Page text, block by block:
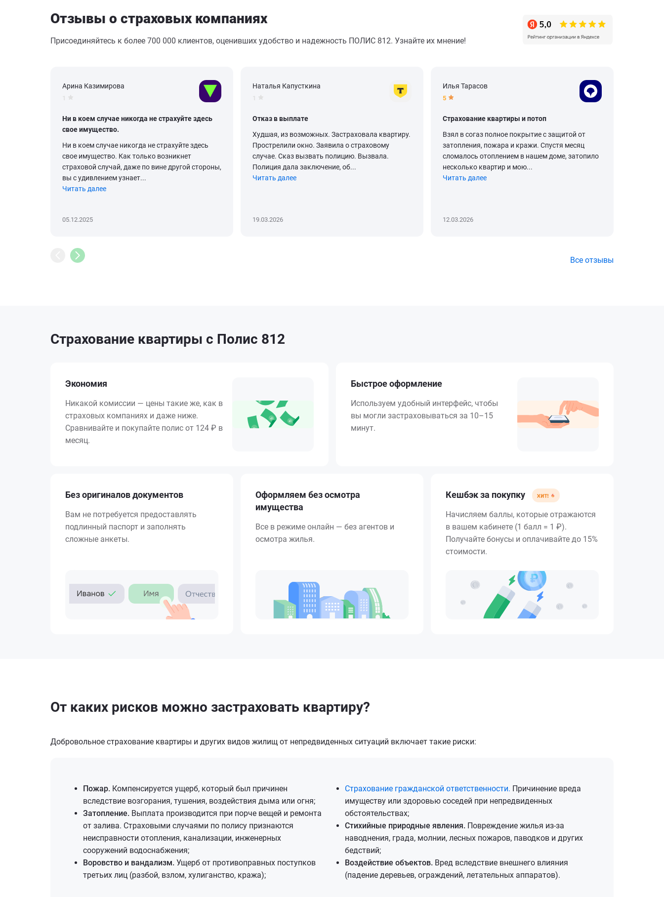
Отзывы о страховых компаниях
Присоединяйтесь к более 700 000 клиентов, оценивших удобство и надежность ПОЛИС 812. Узнайте их мнение!
Арина Казимирова
1
Ни в коем случае никогда не страхуйте здесь
свое имущество.
Ни в коем случае никогда не страхуйте здесь
свое имущество. Как только возникнет
страховой случай, даже по вине другой стороны,
вы с удивлением узнает...
Читать далее
05.12.2025
Наталья Капусткина
1
Отказ в выплате
Худшая, из возможных. Застраховала квартиру.
Прострелили окно. Заявила о страховому
случае. Сказ вызвать полицию. Вызвала.
Полиция дала заключение, об...
Читать далее
19.03.2026
Илья Тарасов
5
Страхование квартиры и потоп
Взял в согаз полное покрытие с защитой от
затопления, пожара и кражи. Спустя месяц
сломалось отоплением в нашем доме, затопило
несколько квартир и мою...
Читать далее
12.03.2026
Все отзывы
Страхование квартиры с Полис 812
Экономия
Никакой комиссии — цены такие же, как в
страховых компаниях и даже ниже.
Сравнивайте и покупайте полис от 124 ₽ в
месяц.
Быстрое оформление
Используем удобный интерфейс, чтобы
вы могли застраховываться за 10–15
минут.
Без оригиналов документов
Вам не потребуется предоставлять
подлинный паспорт и заполнять
сложные анкеты.
Оформляем без осмотра
имущества
Все в режиме онлайн — без агентов и
осмотра жилья.
Кешбэк за покупку
Начисляем баллы, которые отражаются
в вашем кабинете (1 балл = 1 ₽).
Получайте бонусы и оплачивайте до 15%
стоимости.
От каких рисков можно застраховать квартиру?
Добровольное страхование квартиры и других видов жилищ от непредвиденных ситуаций включает такие риски:
Пожар. Компенсируется ущерб, который был причинен
вследствие возгорания, тушения, воздействия дыма или огня;
Затопление. Выплата производится при порче вещей и ремонта
от залива. Страховыми случаями по полису признаются
неисправности отопления, канализации, инженерных
сооружений водоснабжения;
Воровство и вандализм. Ущерб от противоправных поступков
третьих лиц (разбой, взлом, хулиганство, кража);
Страхование гражданской ответственности. Причинение вреда
имуществу или здоровью соседей при непредвиденных
обстоятельствах;
Стихийные природные явления. Повреждение жилья из-за
наводнения, града, молнии, лесных пожаров, паводков и других
бедствий;
Воздействие объектов. Вред вследствие внешнего влияния
(падение деревьев, ограждений, летательных аппаратов).